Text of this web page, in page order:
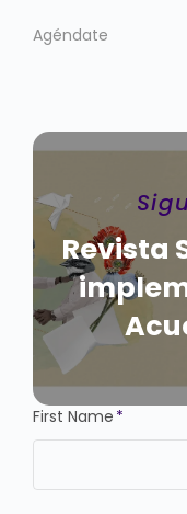
Agéndate
Revista
First Name *